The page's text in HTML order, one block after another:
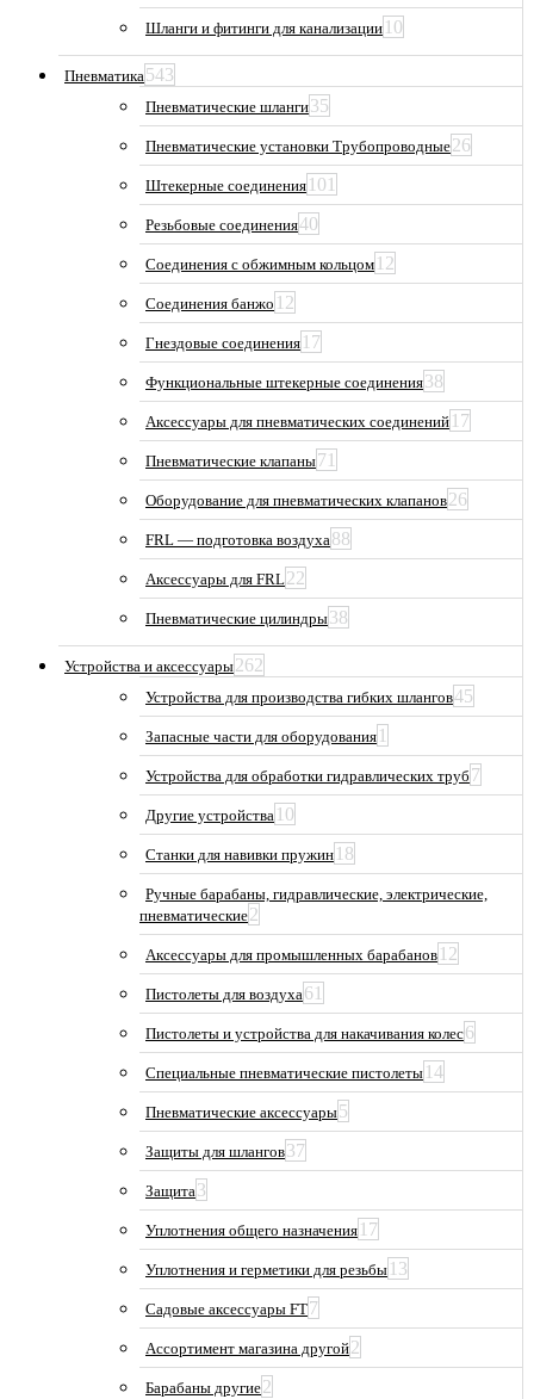
Шланги и фитинги для канализации 10
Пневматика543
Пневматические шланги35
Пневматические установки Трубопроводные26
Штекерные соединения 101
Резьбовые соединения40
Соединения с обжимным кольцом 12
Соединения банжо 12
Гнездовые соединения 17
Функциональные штекерные соединения38
Аксессуары для пневматических соединений 17
Пневматические клапаны71
Оборудование для пневматических клапанов26
FRL — подготовка воздуха88
Аксессуары для FRL22
Пневматические цилиндры38
Устройства и аксессуары262
Устройства для производства гибких шлангов45
Запасные части для оборудования 1
Устройства для обработки гидравлических труб 7
Другие устройства 10
Станки для навивки пружин 18
Ручные барабаны, гидравлические, электрические,
пневматические2
Аксессуары для промышленных барабанов 12
Пистолеты для воздуха61
Пистолеты и устройства для накачивания колес6
Специальные пневматические пистолеты 14
Пневматические аксессуары5
Защиты для шлангов37
Защита3
Уплотнения общего назначения 17
Уплотнения и герметики для резьбы 13
Садовые аксессуары FT7
Ассортимент магазина другой2
Барабаны другие2